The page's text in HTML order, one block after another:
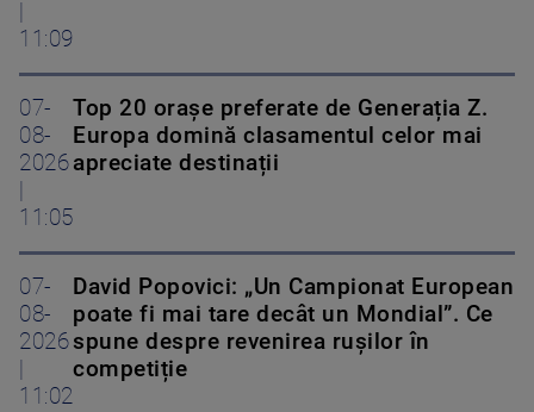
11:09
07-
08-
2026
11:05
Top 20 orașe preferate de Generația Z.
Europa domină clasamentul celor mai
apreciate destinații
07-
08-
2026
11:02
David Popovici: „Un Campionat European
poate fi mai tare decât un Mondial”. Ce
spune despre revenirea rușilor în
competiție